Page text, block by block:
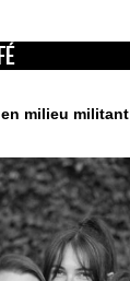
milieu militant